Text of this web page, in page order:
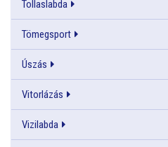
Tollaslabda
Tömegsport
Úszás
Vitorlázás
Vizilabda